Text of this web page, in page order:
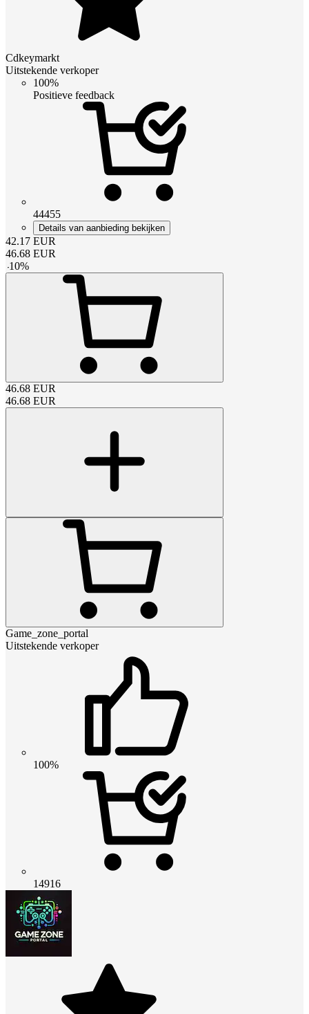
Cdkeymarkt
Uitstekende verkoper
100%
Positieve feedback
44455
Details van aanbieding bekijken
42.17 EUR
46.68 EUR
-10%
46.68 EUR
46.68 EUR
Game_zone_portal
Uitstekende verkoper
100%
14916